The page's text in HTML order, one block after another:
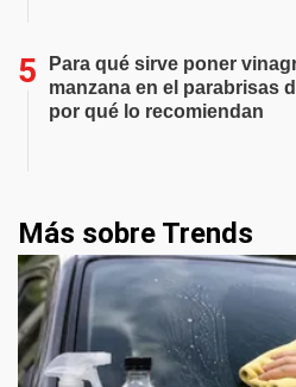
Para qué sirve poner
manzana en el parabrisas
por qué lo recomiendan
Más sobre Trends